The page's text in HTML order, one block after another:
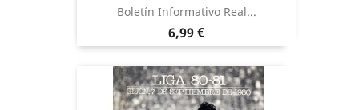
Boletín Informativo Real...
Precio
6,99 €